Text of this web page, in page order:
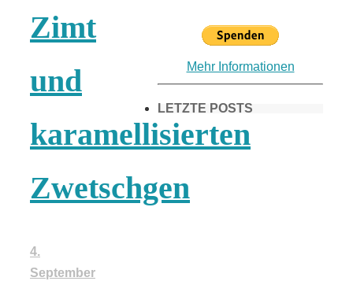
Zimt
und
karamellisierten
Zwetschgen
4.
September
Mehr Informationen
LETZTE POSTS
Frühling in